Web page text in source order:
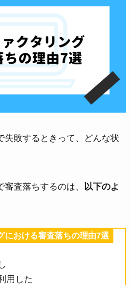
失敗するときって、どんな状
査落ちするのは、 以下のよ
における審査落ちの理由7選
用した